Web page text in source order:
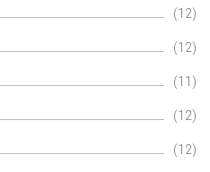
(12)
(12)
(11)
(12)
(12)